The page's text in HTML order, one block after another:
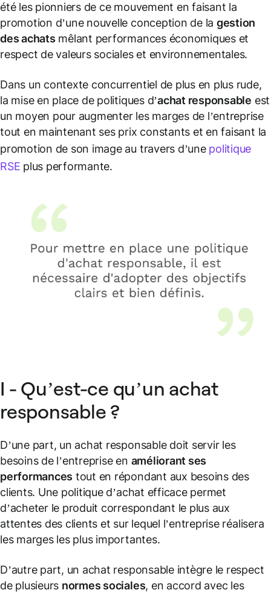
été les pionniers de ce mouvement en faisant la
promotion d’une nouvelle conception de la gestion
des achats mêlant performances économiques et
respect de valeurs sociales et environnementales.
Dans un contexte concurrentiel de plus en plus rude,
la mise en place de politiques d’achat responsable est
un moyen pour augmenter les marges de l’entreprise
tout en maintenant ses prix constants et en faisant la
promotion de son image au travers d’une politique
RSE plus performante.
I - Qu’est-ce qu’un achat
responsable ?
D’une part, un achat responsable doit servir les
besoins de l’entreprise en améliorant ses
performances tout en répondant aux besoins des
clients. Une politique d’achat efficace permet
d’acheter le produit correspondant le plus aux
attentes des clients et sur lequel l’entreprise réalisera
les marges les plus importantes.
D’autre part, un achat responsable intègre le respect
de plusieurs normes sociales, en accord avec les